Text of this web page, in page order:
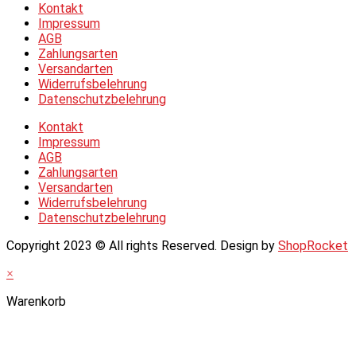
Kontakt
Impressum
AGB
Zahlungsarten
Versandarten
Widerrufsbelehrung
Datenschutzbelehrung
Kontakt
Impressum
AGB
Zahlungsarten
Versandarten
Widerrufsbelehrung
Datenschutzbelehrung
Copyright 2023 © All rights Reserved. Design by ShopRocket
×
Warenkorb